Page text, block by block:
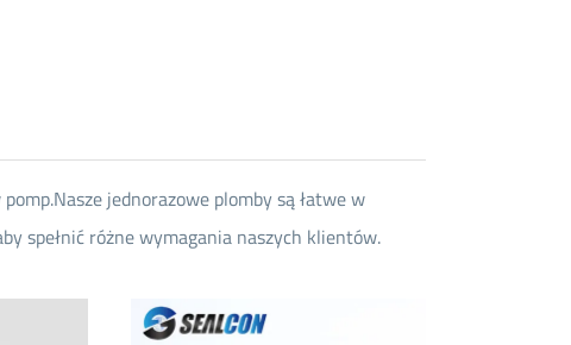
jednorazowe plomby są łatwe w
spełnić różne wymagania naszych klientów.